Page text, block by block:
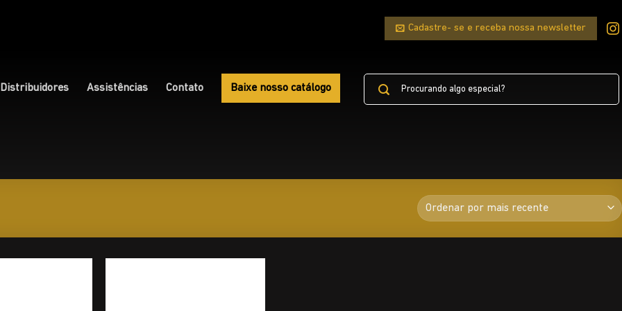
Cadastre- se e receba nossa newsletter
Distribuidores Assistências Contato Baixe nosso catálogo
Pesquisar